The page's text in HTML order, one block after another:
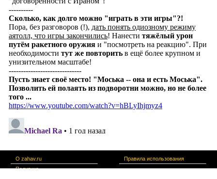
О zahav.ru
Правила использования
Политика